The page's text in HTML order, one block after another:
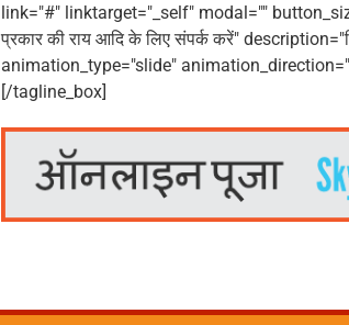
link="#" linktarget="_self" modal=""
प्रकार की राय आदि के लिए संपर्क करें"
animation_type="slide"
[/tagline_box]